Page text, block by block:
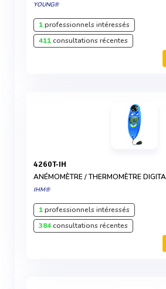
YOUNG®
1professionnels intéressés
411consultations récentes
4260T-IH
ANÉMOMÈTRE / THERMOMÈTRE
IHM®
1professionnels intéressés
384consultations récentes